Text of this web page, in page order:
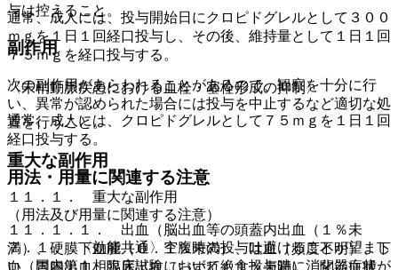
与は控えること。
副作用
次の副作用があらわれることがあるので、観察を十分に行
い、異常が認められた場合には投与を中止するなど適切な処
置を行うこと。
重大な副作用
１１．１． 重大な副作用
１１．１．１． 出血（脳出血等の頭蓋内出血（１％未
満）、硬膜下血腫（０．１％未満）、吐血（頻度不明）、下
通常、成人には、投与開始日にクロピドグレルとして３００
ｍｇを１日１回経口投与し、その後、維持量として１日１回
７５ｍｇを経口投与する。
〈末梢動脈疾患における血栓・塞栓形成の抑制〉
通常、成人には、クロピドグレルとして７５ｍｇを１日１回
経口投与する。
用法・用量に関連する注意
（用法及び用量に関連する注意）
７．１． 〈効能共通〉空腹時の投与は避けることが望まし
い（国内第１相臨床試験において絶食投与時に消化器症状が